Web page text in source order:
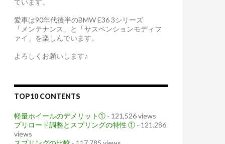
ています。
愛車は90年代後半のBMW E36 3シリーズ
「メンテナンス」と「サスペンションモディフ
ァイ」を楽しんでいます。
よろしくお願いします♪
TOP10 CONTENTS
軽量ホイールのデメリット① - 121,526 views
プリロード調整とスプリングの特性 ① - 121,286
views